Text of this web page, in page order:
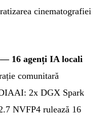
cinematografiei
16 agenți IA locali
comunitară
2x DGX Spark
NVFP4 rulează 16